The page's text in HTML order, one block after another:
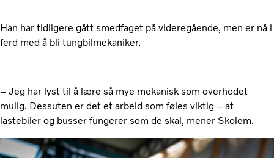
Han har tidligere gått smedfaget på videregående, men er nå i
ferd med å bli tungbilmekaniker.
– Jeg har lyst til å lære så mye mekanisk som overhodet
mulig. Dessuten er det et arbeid som føles viktig – at
lastebiler og busser fungerer som de skal, mener Skolem.